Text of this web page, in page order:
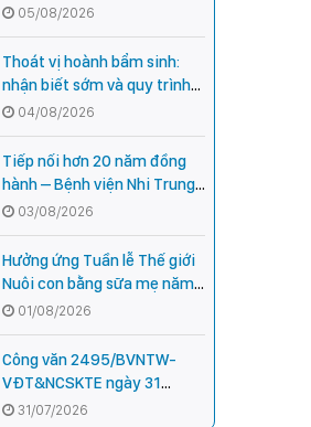
với Bệnh viện Nhi Quốc gia
Campuchia
05/08/2026
Thoát vị hoành bẩm sinh:
nhận biết sớm và quy trình
điều trị tích hợp cho trẻ -
chia sẻ từ các chuyên gia
hàng đầu của Bệnh Viện Nhi
Trung ương
04/08/2026
Tiếp nối hơn 20 năm đồng
hành – Bệnh viện Nhi Trung
ương và Tổ chức Orbis (Hoa
Kỳ) tăng cường hợp tác, mở
rộng cơ hội bảo vệ thị lực
cho trẻ em Việt Nam
03/08/2026
Hưởng ứng Tuần lễ Thế giới
Nuôi con bằng sữa mẹ năm
202601/08/2026
Công văn 2495/BVNTW-
VĐT&NCSKTE ngày 31
tháng 7 năm 2026 V/v Danh
31/07/2026